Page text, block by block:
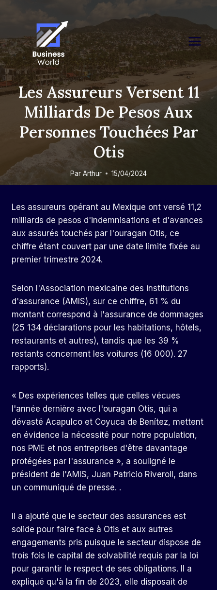
Les Assureurs Versent 11
Milliards De Pesos Aux
Personnes Touchées Par
Otis
Par Arthur 15/04/2024
Les assureurs opérant au Mexique ont versé 11,2
milliards de pesos d'indemnisations et d'avances
aux assurés touchés par l'ouragan Otis, ce
chiffre étant couvert par une date limite fixée au
premier trimestre 2024.
Selon l'Association mexicaine des institutions
d'assurance (AMIS), sur ce chiffre, 61 % du
montant correspond à l'assurance de dommages
(25 134 déclarations pour les habitations, hôtels,
restaurants et autres), tandis que les 39 %
restants concernent les voitures (16 000). 27
rapports).
« Des expériences telles que celles vécues
l'année dernière avec l'ouragan Otis, qui a
dévasté Acapulco et Coyuca de Benítez, mettent
en évidence la nécessité pour notre population,
nos PME et nos entreprises d'être davantage
protégées par l'assurance », a souligné le
président de l'AMIS, Juan Patricio Riveroll, dans
un communiqué de presse. .
Il a ajouté que le secteur des assurances est
solide pour faire face à Otis et aux autres
engagements pris puisque le secteur dispose de
trois fois le capital de solvabilité requis par la loi
pour garantir le respect de ses obligations. Il a
expliqué qu'à la fin de 2023, elle disposait de